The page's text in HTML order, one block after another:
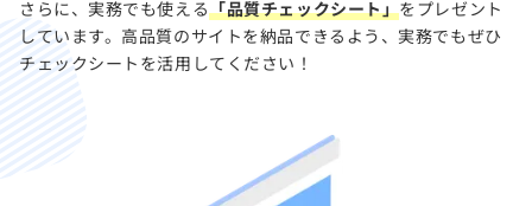
さらに、実務でも使える「品質チェックシート」をプレゼント
しています。高品質のサイトを納品できるよう、実務でもぜひ
チェックシートを活用してください！